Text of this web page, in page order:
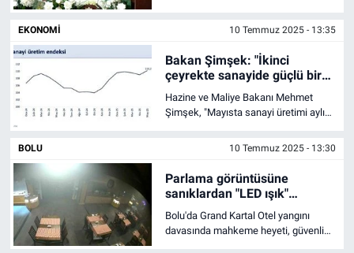
anlamında yakaladığımız ivmeyle
dedi.
EKONOMI 10 Temmuz 2025 - 13:35
Bakan Şimşek: "İkinci
çeyrekte sanayide güçlü bir
yıllık büyüme bekliyoruz"
Hazine ve Maliye Bakanı Mehmet
Şimşek, "Mayısta sanayi üretimi aylık
arındırılmış yıllık yüzde 4,9 artarken
yayılan bir iyileşme görülüyor.
BOLU 10 Temmuz 2025 - 13:30
Parlama görüntüsüne
sanıklardan "LED ışık"
açıklaması
Bolu'da Grand Kartal Otel yangını
davasında mahkeme heyeti, güvenlik